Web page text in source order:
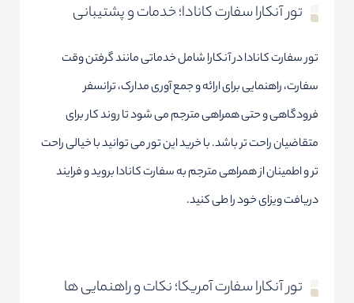
تور آنکارا سفارت کانادا؛ خدمات و پشتیبانی
تور سفارت کانادا در آنکارا شامل خدماتی مانند گرفتن وقت
سفارت، راهنمایی برای ارائه و جمع آوری مدارک، ترانسفر
فرودگاهی و حتی همراهی مترجم می شود تا روند کار برای
متقاضیان راحت تر باشد. با خرید این تور می توانید با خیالی راحت
تر و اطمینان از همراهی مترجم به سفارت کانادا بروید و فرایند
دریافت ویزای خود را طی کنید.
تور آنکارا سفارت آمریکا؛ نکات و راهنمایی ها